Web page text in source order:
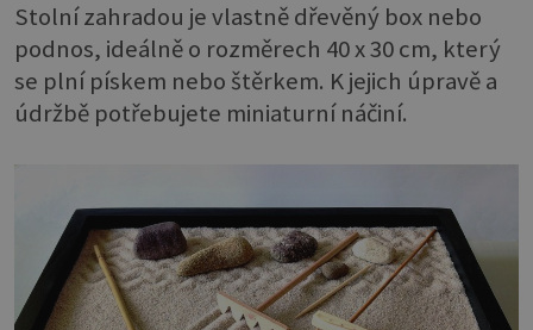
Stolní zahradou je vlastně dřevěný box nebo
podnos, ideálně o rozměrech 40 x 30 cm, který
se plní pískem nebo štěrkem. K jejich úpravě a
údržbě potřebujete miniaturní náčiní.